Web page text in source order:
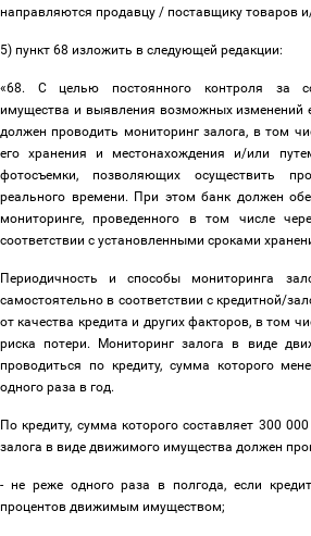
направляются продавцу / поставщику товаров
5) пункт 68 изложить в следующей редакции:
«68. С целью постоянного контроля за
имущества и выявления возможных изменений
должен проводить мониторинг залога, в том
его хранения и местонахождения и/или
фотосъемки, позволяющих осуществить
реального времени. При этом банк должен
мониторинге, проведенного в том числе
соответствии с установленными сроками
Периодичность и способы мониторинга
самостоятельно в соответствии с кредитной/
от качества кредита и других факторов, в том
риска потери. Мониторинг залога в виде
проводиться по кредиту, сумма которого
одного раза в год.
По кредиту, сумма которого составляет 300
залога в виде движимого имущества должен
- не реже одного раза в полгода, если
процентов движимым имуществом;